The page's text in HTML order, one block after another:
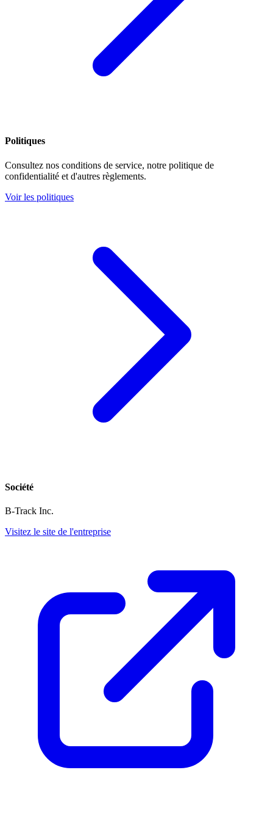
Politiques
Consultez nos conditions de service, notre politique de
confidentialité et d'autres règlements.
Voir les politiques
Société
B-Track Inc.
Visitez le site de l'entreprise